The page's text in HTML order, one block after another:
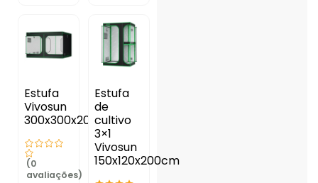
Estufa
Vivosun
300x300x200cm
(0
avaliações)
Estufa
de
cultivo
3×1
Vivosun
150x120x200cm